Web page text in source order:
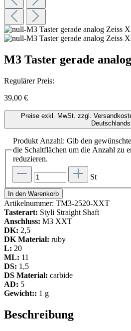
M3 Taster gerade
Regulärer Preis:
39,00 €
Preise exkl. MwSt. zzgl.
Deutschlands.
Produkt Anzahl: Gib den
die Schaltflächen um die Anzahl zu
reduzieren.
St
In den Warenkorb
Artikelnummer: TM3-2520-XXT
Tasterart: Styli Straight Shaft
Anschluss: M3 XXT
DK: 2,5
DK Material: ruby
L: 20
ML: 11
DS: 1,5
DS Material: carbide
AD: 5
Gewicht:: 1 g
Beschreibung